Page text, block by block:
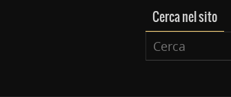
Cerca nel sito